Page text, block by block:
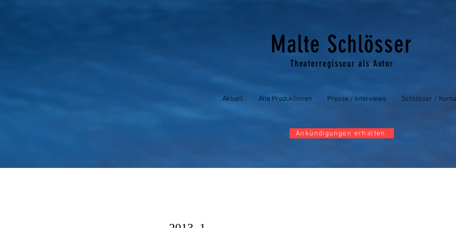
Malte Schlösser
Theaterregisseur als Autor
Aktuell Alle Produktionen Presse / Interviews Schlösser /
Ankündigungen erhalten